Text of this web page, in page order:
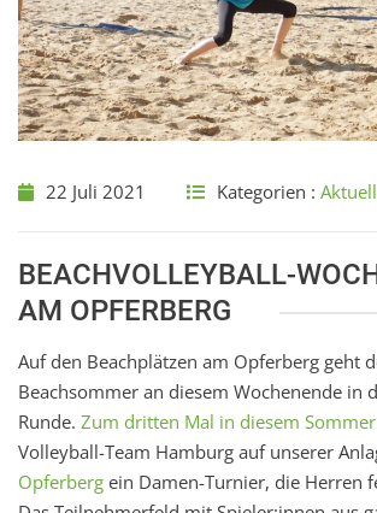
22 Juli 2021 Kategorien :
BEACHVOLLEYBALL-
AM OPFERBERG
Auf den Beachplätzen am Opferberg geht
Beachsommer an diesem Wochenende in
Runde. Zum dritten Mal in diesem Sommer
Volleyball-Team Hamburg auf unserer
Opferberg ein Damen-Turnier, die Herren